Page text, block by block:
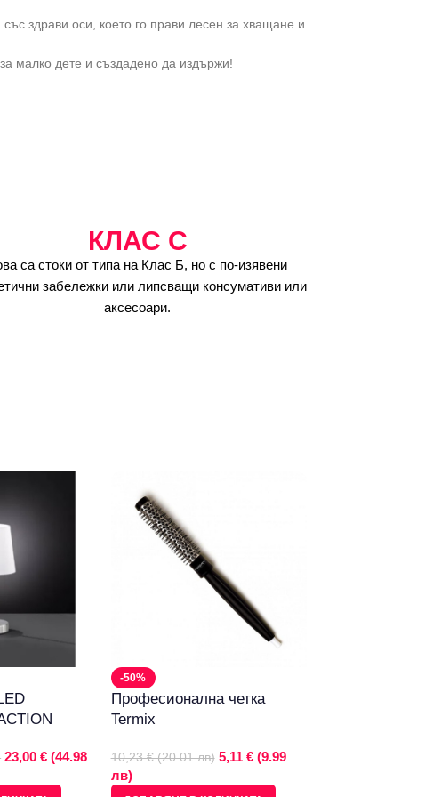
здрави оси, което го прави лесен за хващане и
малко дете и създадено да издържи!
КЛАС C
са стоки от типа на Клас Б, но с по-изявени
забележки или липсващи консумативи или
аксесоари.
23,00 € (44.98
-50%
Професионална четка
Termix
10,23 € (20.01 лв) 5,11 € (9.99
лв)